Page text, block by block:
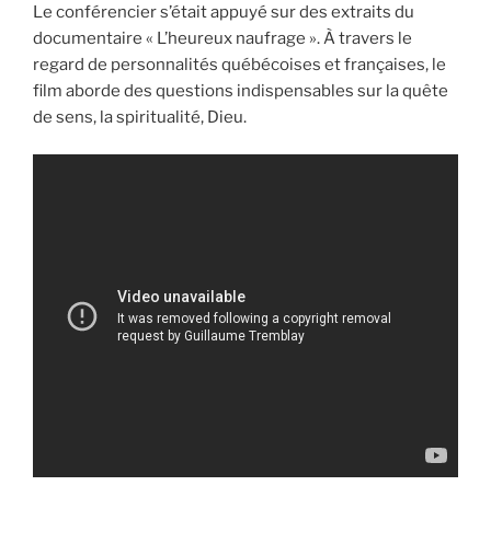
Le conférencier s’était appuyé sur des extraits du
documentaire « L’heureux naufrage ». À travers le
regard de personnalités québécoises et françaises, le
film aborde des questions indispensables sur la quête
de sens, la spiritualité, Dieu.